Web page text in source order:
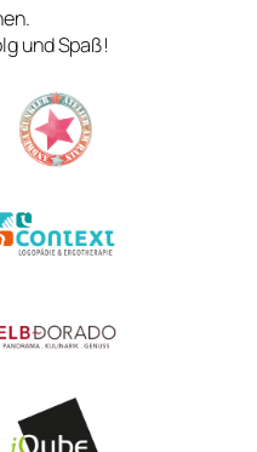
und Spaß!